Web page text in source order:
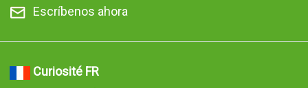
Escríbenos ahora
Curiosité FR